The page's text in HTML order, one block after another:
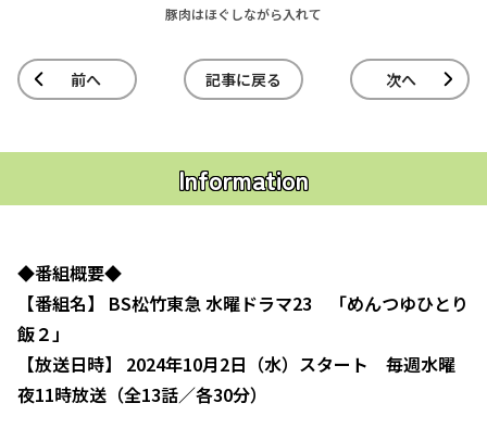
豚肉はほぐしながら入れて
前へ 記事に戻る 次へ
Information
◆番組概要◆
【番組名】 BS松竹東急 水曜ドラマ23 「めんつゆひとり
飯２」
【放送日時】 2024年10月2日（水）スタート 毎週水曜
夜11時放送（全13話／各30分）